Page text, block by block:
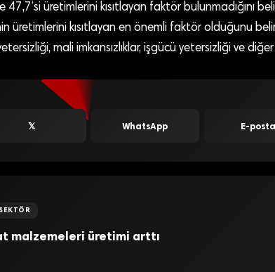
üretimlerini kısıtlayan faktör bulunmadığını
üretimlerini kısıtlayan en önemli faktör olduğunu
mali imkansızlıklar, işgücü yetersizliği ve
𝕏 WhatsApp E-posta
malzemeleri üretimi arttı